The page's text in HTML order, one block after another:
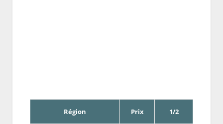
Région Prix 1/2